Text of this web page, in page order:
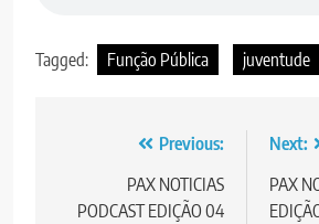
Tagged: Função Pública juventude
navigation
Previous:
PAX NOTICIAS
PODCAST EDIÇÃO 04
Next:
PAX